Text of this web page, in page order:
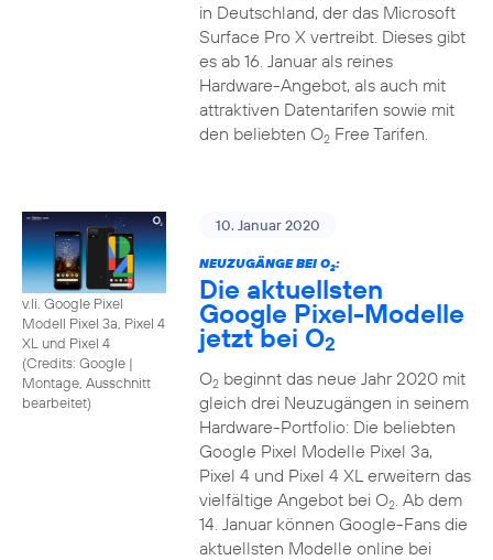
in Deutschland, der das Microsoft
Surface Pro X vertreibt. Dieses gibt
es ab 16. Januar als reines
Hardware-Angebot, als auch mit
attraktiven Datentarifen sowie mit
den beliebten O2Free Tarifen.
v.li. Google Pixel
Modell Pixel 3a, Pixel 4
XL und Pixel 4
(Credits: Google |
Montage, Ausschnitt
bearbeitet)
10. Januar 2020
NEUZUGÄNGE BEI O2:
Die aktuellsten
Google Pixel-Modelle
jetzt bei O2
O2beginnt das neue Jahr 2020 mit
gleich drei Neuzugängen in seinem
Hardware-Portfolio: Die beliebten
Google Pixel Modelle Pixel 3a,
Pixel 4 und Pixel 4 XL erweitern das
vielfältige Angebot bei O2. Ab dem
14. Januar können Google-Fans die
aktuellsten Modelle online bei